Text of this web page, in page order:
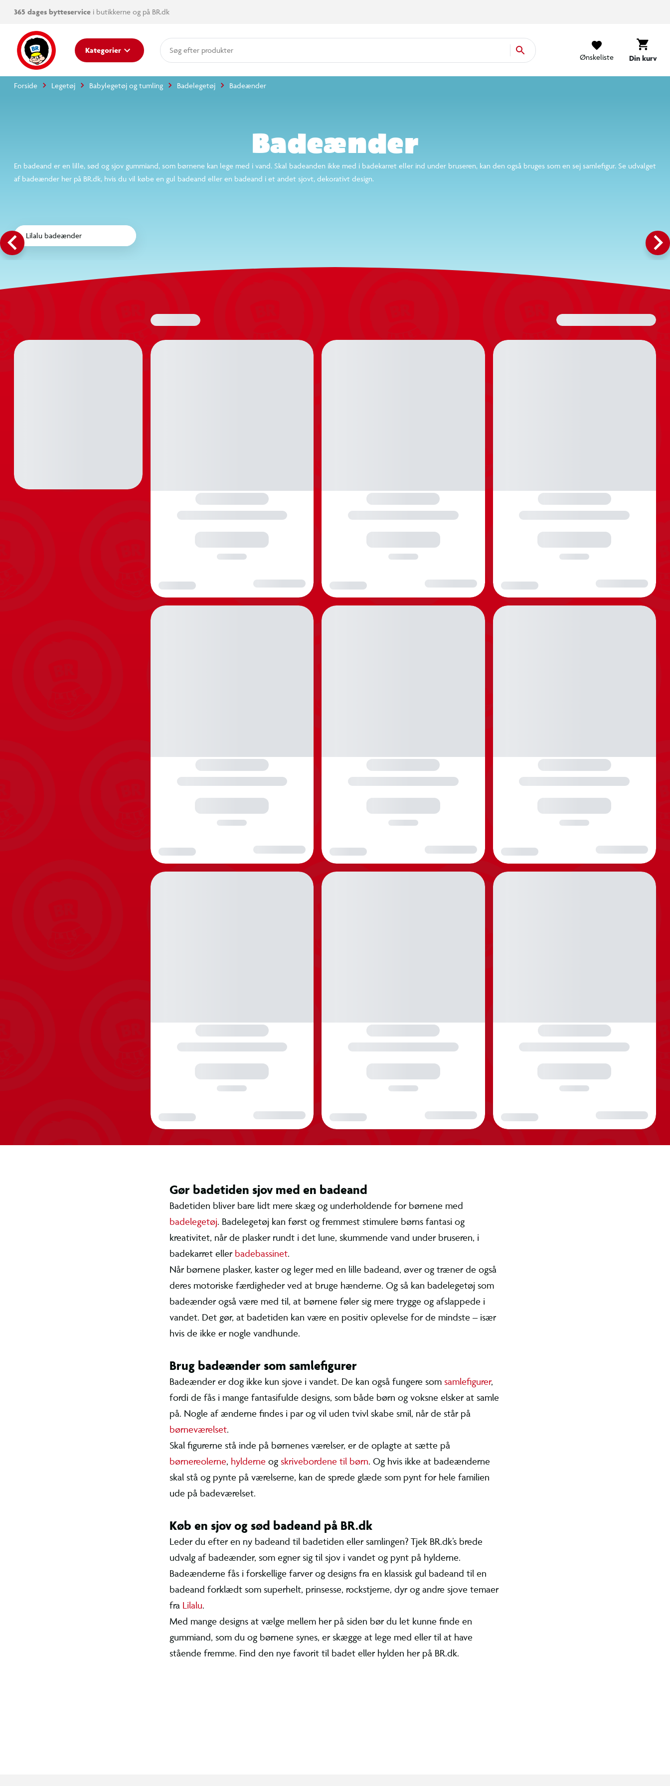
365 dages bytteservicei butikkerne og på BR.dk
Kategorier produkter
kategorier
Ønskeliste Din kurv
Forside Legetøj Babylegetøj og tumling Badelegetøj Badeænder
Badeænder
En badeand er en lille, sød og sjov gummiand, som børnene kan lege med i vand. Skal badeanden ikke med i badekarret eller ind under bruseren, kan den også bruges
som en sej samlefigur. Se udvalget af badeænder her på BR.dk, hvis du vil købe en gul badeand eller en badeand i et andet sjovt, dekorativt design.
Lilalu badeænder
Gør badetiden sjov med en badeand
Badetiden bliver bare lidt mere skæg og underholdende for børnene
medbadelegetøj. Badelegetøj kan først og fremmest stimulere børns
fantasi og kreativitet, når de plasker rundt i det lune, skummende
vand under bruseren, i badekarret eller
Når børnene plasker, kaster og leger med en lille badeand, øver og
træner de også deres motoriske færdigheder ved at bruge hænderne.
Og så kan badelegetøj som badeænder også være med til, at børnene
føler sig mere trygge og afslappede i vandet. Det gør, at badetiden
kan være en positiv oplevelse for de mindste – især hvis de ikke er
Brug badeænder som samlefigurer
Badeænder er dog ikke kun sjove i vandet. De kan også fungere som
samlefigurer, fordi de fås i mange fantasifulde designs, som både
børn og voksne elsker at samle på. Nogle af ænderne findes i par og
vil uden tvivl skabe smil, når de står påbørneværelset.
Skal figurerne stå inde på børnenes værelser, er de oplagte at sætte
på børnereolerne ,hylderne ogskrivebordene til børn. Og hvis ikke at
badeænderne skal stå og pynte på værelserne, kan de sprede glæde
Køb en sjov og sød badeand på BR.dk
Leder du efter en ny badeand til badetiden eller samlingen? Tjek
BR.dk’s brede udvalg af badeænder, som egner sig til sjov i vandet og
pynt på hylderne. Badeænderne fås i forskellige farver og designs fra
en klassisk gul badeand til en badeand forklædt som superhelt,
prinsesse, rockstjerne, dyr og andre sjove temaer fraLilalu.
Med mange designs at vælge mellem her på siden bør du let kunne
finde en gummiand, som du og børnene synes, er skægge at lege